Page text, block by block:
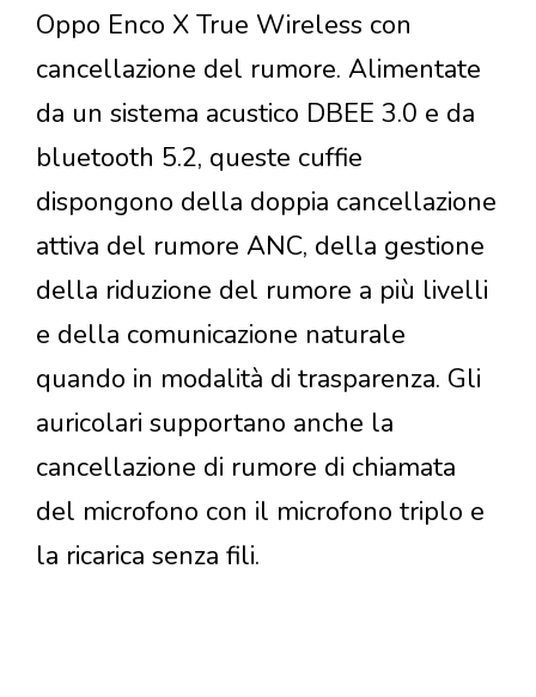
Oppo Enco X True Wireless con
cancellazione del rumore. Alimentate
da un sistema acustico DBEE 3.0 e da
bluetooth 5.2, queste cuffie
dispongono della doppia cancellazione
attiva del rumore ANC, della gestione
della riduzione del rumore a più livelli
e della comunicazione naturale
quando in modalità di trasparenza. Gli
auricolari supportano anche la
cancellazione di rumore di chiamata
del microfono con il microfono triplo e
la ricarica senza fili.